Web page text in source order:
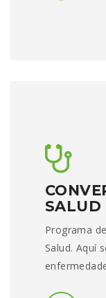
SALUD
Programa
Salud. Aquí